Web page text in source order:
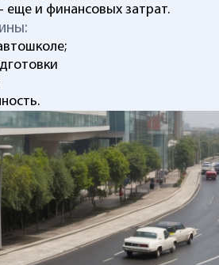
еще и финансовых затрат.